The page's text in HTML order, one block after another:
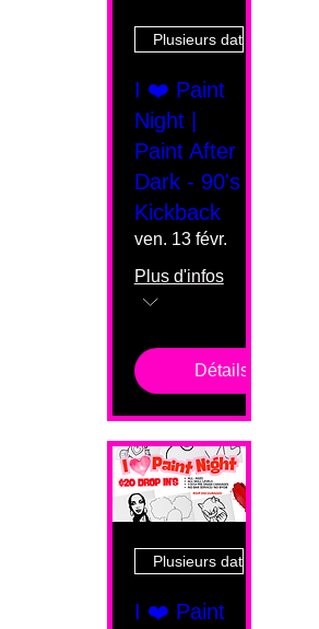
Plusieurs dates
I ❤️ Paint
Night |
Paint After
Dark - 90's
Kickback
ven. 13 févr.
Plus d'infos
Détails
Plusieurs dates
I ❤️ Paint